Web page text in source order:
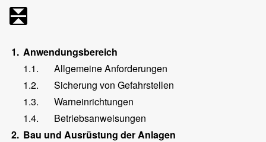
1. Anwendungsbereich
1.1.
Allgemeine Anforderungen
1.2.
Sicherung von Gefahrstellen
1.3.
Warneinrichtungen
1.4.
Betriebsanweisungen
2. Bau und Ausrüstung der Anlagen